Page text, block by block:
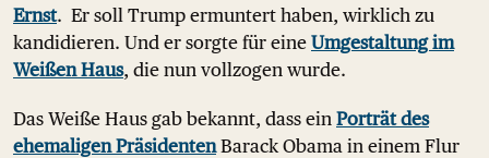
Ernst. Er soll Trump ermuntert haben, wirklich zu
kandidieren. Und er sorgte für eine Umgestaltung im
Weißen Haus, die nun vollzogen wurde.
Das Weiße Haus gab bekannt, dass ein Porträt des
ehemaligen PräsidentenBarack Obama in einem Flur